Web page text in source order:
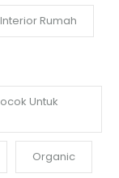
Rumah
Untuk
Organic